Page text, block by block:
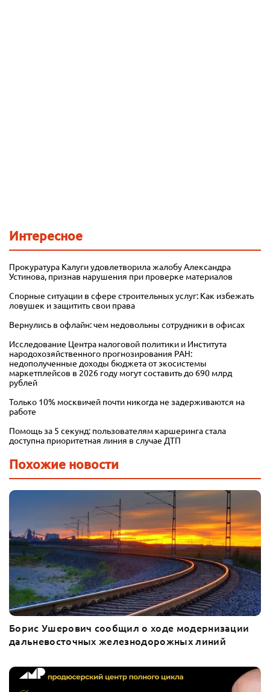
Интересное
Прокуратура Калуги удовлетворила жалобу Александра
Устинова, признав нарушения при проверке материалов
Спорные ситуации в сфере строительных услуг: Как избежать
ловушек и защитить свои права
Вернулись в офлайн: чем недовольны сотрудники в офисах
Исследование Центра налоговой политики и Института
народохозяйственного прогнозирования РАН:
недополученные доходы бюджета от экосистемы
маркетплейсов в 2026 году могут составить до 690 млрд
рублей
Только 10% москвичей почти никогда не задерживаются на
работе
Помощь за 5 секунд: пользователям каршеринга стала
доступна приоритетная линия в случае ДТП
Похожие новости
Борис Ушерович сообщил о ходе модернизации
дальневосточных железнодорожных линий